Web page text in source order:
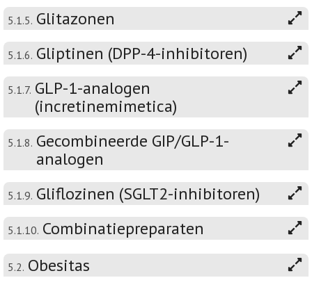
5.1.5. Glitazonen
5.1.6. Gliptinen (DPP-4-inhibitoren)
5.1.7. GLP-1-analogen
(incretinemimetica)
5.1.8. Gecombineerde GIP/GLP-1-
analogen
5.1.9. Gliflozinen (SGLT2-inhibitoren)
5.1.10. Combinatiepreparaten
5.2. Obesitas